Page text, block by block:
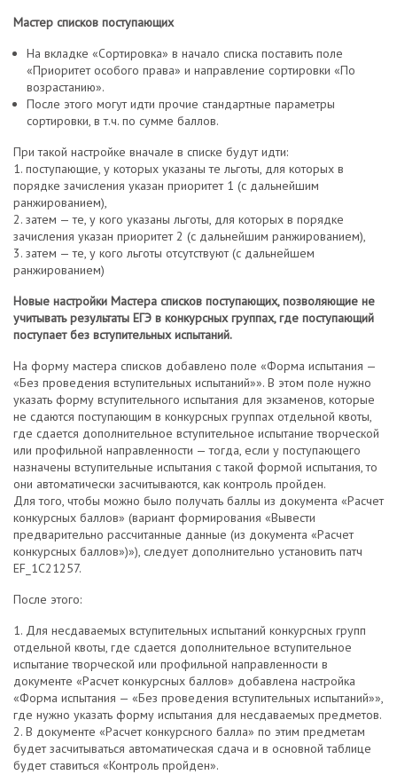
Мастер списков поступающих
На вкладке «Сортировка» в начало списка поставить поле
«Приоритет особого права» и направление сортировки «По
возрастанию».
После этого могут идти прочие стандартные параметры
сортировки, в т.ч. по сумме баллов.
При такой настройке вначале в списке будут идти:
1. поступающие, у которых указаны те льготы, для которых в
порядке зачисления указан приоритет 1 (с дальнейшим
ранжированием),
2. затем — те, у кого указаны льготы, для которых в порядке
зачисления указан приоритет 2 (с дальнейшим ранжированием),
3. затем — те, у кого льготы отсутствуют (с дальнейшем
ранжированием)
Новые настройки Мастера списков поступающих, позволяющие не
учитывать результаты ЕГЭ в конкурсных группах, где поступающий
поступает без вступительных испытаний.
На форму мастера списков добавлено поле «Форма испытания —
«Без проведения вступительных испытаний»». В этом поле нужно
указать форму вступительного испытания для экзаменов, которые
не сдаются поступающим в конкурсных группах отдельной квоты,
где сдается дополнительное вступительное испытание творческой
или профильной направленности — тогда, если у поступающего
назначены вступительные испытания с такой формой испытания, то
они автоматически засчитываются, как контроль пройден.
Для того, чтобы можно было получать баллы из документа «Расчет
конкурсных баллов» (вариант формирования «Вывести
предварительно рассчитанные данные (из документа «Расчет
конкурсных баллов»)»), следует дополнительно установить патч
EF_1C21257.
После этого:
1. Для несдаваемых вступительных испытаний конкурсных групп
отдельной квоты, где сдается дополнительное вступительное
испытание творческой или профильной направленности в
документе «Расчет конкурсных баллов» добавлена настройка
«Форма испытания — «Без проведения вступительных испытаний»»,
где нужно указать форму испытания для несдаваемых предметов.
2. В документе «Расчет конкурсного балла» по этим предметам
будет засчитываться автоматическая сдача и в основной таблице
будет ставиться «Контроль пройден».